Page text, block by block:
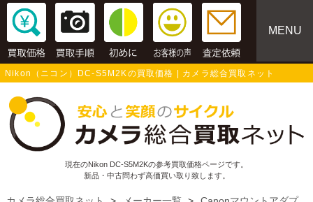
MENU
Nikon（ニコン）DC-S5M2Kの買取価格 | カメラ総合買取ネット
現在のNikon DC-S5M2Kの参考買取価格ページです。
新品・中古問わず高価買い取り致します。